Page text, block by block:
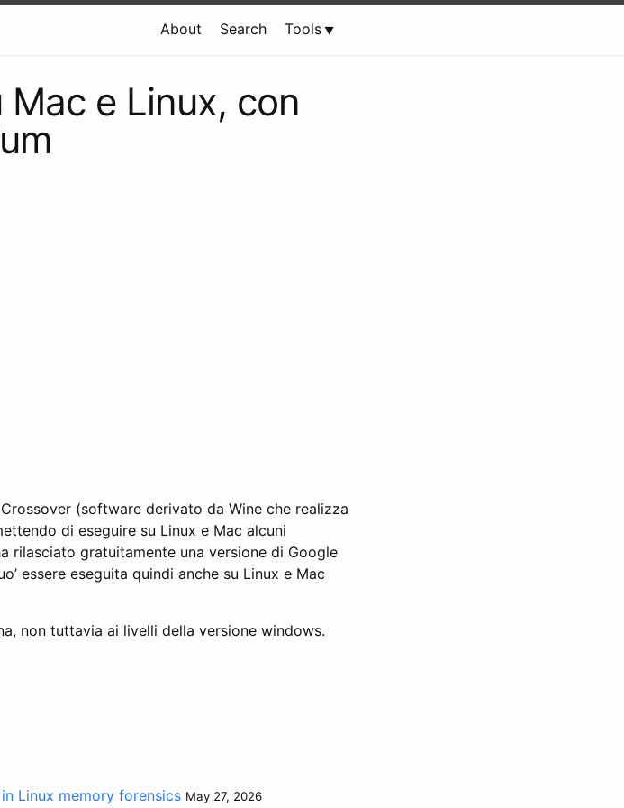
About Search Tools
e Linux, con
(software derivato da Wine che realizza
di eseguire su Linux e Mac alcuni
rilasciato gratuitamente una versione di Google
essere eseguita quindi anche su Linux e Mac
non tuttavia ai livelli della versione windows.
Linux memory forensics May 27, 2026